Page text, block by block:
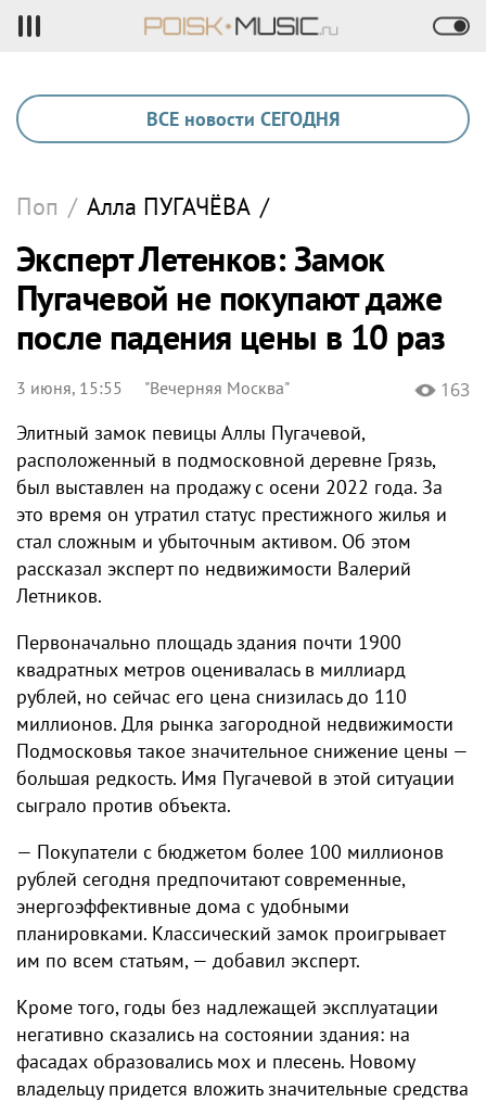
ВСЕ новости СЕГОДНЯ
Поп / Алла ПУГАЧЁВА /
Эксперт Летенков: Замок
Пугачевой не покупают даже
после падения цены в 10 раз
3 июня, 15:55 "Вечерняя Москва" 163
Элитный замок певицы Аллы Пугачевой,
расположенный в подмосковной деревне Грязь,
был выставлен на продажу с осени 2022 года. За
это время он утратил статус престижного жилья и
стал сложным и убыточным активом. Об этом
рассказал эксперт по недвижимости Валерий
Летников.
Первоначально площадь здания почти 1900
квадратных метров оценивалась в миллиард
рублей, но сейчас его цена снизилась до 110
миллионов. Для рынка загородной недвижимости
Подмосковья такое значительное снижение цены —
большая редкость. Имя Пугачевой в этой ситуации
сыграло против объекта.
— Покупатели с бюджетом более 100 миллионов
рублей сегодня предпочитают современные,
энергоэффективные дома с удобными
планировками. Классический замок проигрывает
им по всем статьям, — добавил эксперт.
Кроме того, годы без надлежащей эксплуатации
негативно сказались на состоянии здания: на
фасадах образовались мох и плесень. Новому
владельцу придется вложить значительные средства